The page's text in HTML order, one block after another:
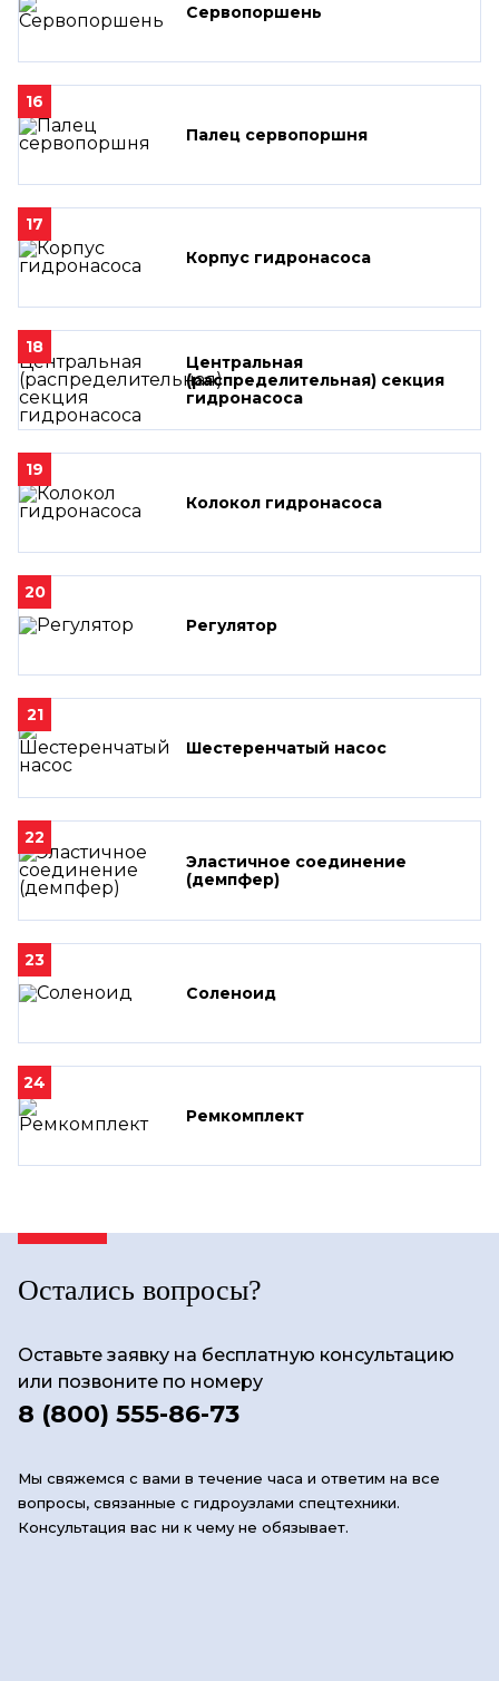
Сервопоршень
16
Палец сервопоршня
17
Корпус гидронасоса
18
Центральная
(распределительная) секция
гидронасоса
19
Колокол гидронасоса
20
Регулятор
21
Шестеренчатый насос
22
Эластичное соединение
(демпфер)
23
Соленоид
24
Ремкомплект
Остались вопросы?
Оставьте заявку на бесплатную консультацию
или позвоните по номеру
8 (800) 555-86-73
Мы свяжемся с вами в течение часа и ответим на все
вопросы, связанные с гидроузлами спецтехники.
Консультация вас ни к чему не обязывает.